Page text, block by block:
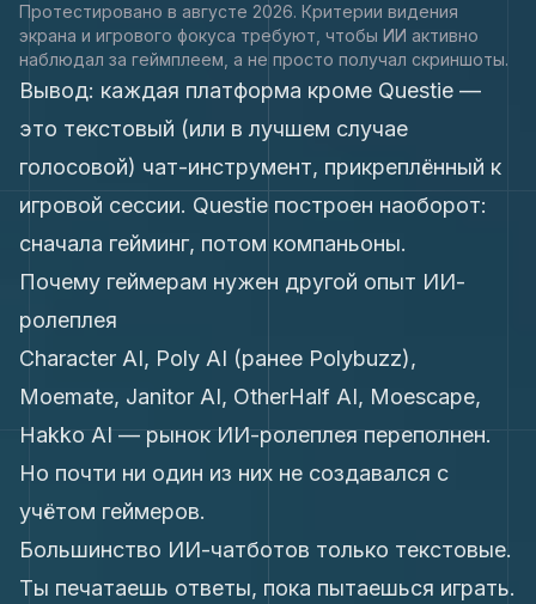
Протестировано в августе 2026. Критерии видения
экрана и игрового фокуса требуют, чтобы ИИ активно
наблюдал за геймплеем, а не просто получал скриншоты.
Вывод: каждая платформа кроме Questie —
это текстовый (или в лучшем случае
голосовой) чат-инструмент, прикреплённый к
игровой сессии. Questie построен наоборот:
сначала гейминг, потом компаньоны.
Почему геймерам нужен другой опыт ИИ-
ролеплея
Character AI, Poly AI (ранее Polybuzz),
Moemate, Janitor AI, OtherHalf AI, Moescape,
Hakko AI — рынок ИИ-ролеплея переполнен.
Но почти ни один из них не создавался с
учётом геймеров.
Большинство ИИ-чатботов только текстовые.
Ты печатаешь ответы, пока пытаешься играть.